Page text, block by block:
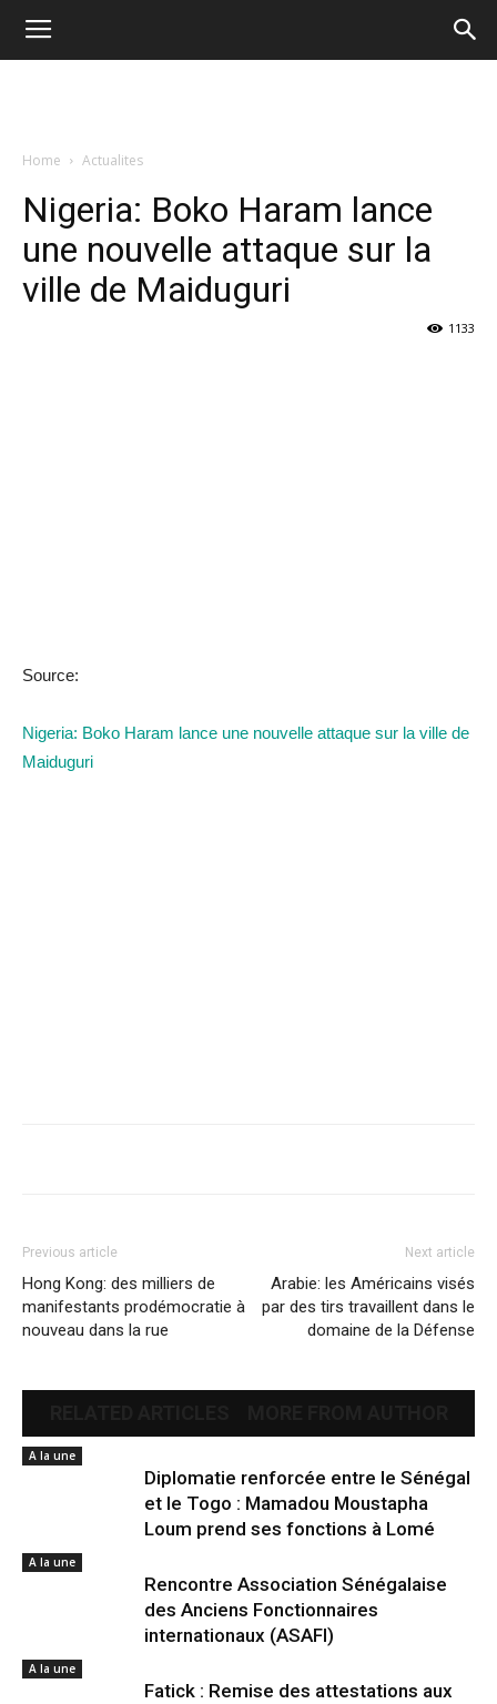
Home Actualites
Nigeria: Boko Haram lance
une nouvelle attaque sur la
ville de Maiduguri
1133
Source:
Nigeria: Boko Haram lance une nouvelle attaque sur la ville de
Maiduguri
Previous article
Hong Kong: des milliers de
manifestants prodémocratie à
nouveau dans la rue
Next article
Arabie: les Américains visés
par des tirs travaillent dans le
domaine de la Défense
A la une
Diplomatie renforcée entre le Sénégal
et le Togo : Mamadou Moustapha
Loum prend ses fonctions à Lomé
A la une
Rencontre Association Sénégalaise
des Anciens Fonctionnaires
internationaux (ASAFI)
A la une
Fatick : Remise des attestations aux